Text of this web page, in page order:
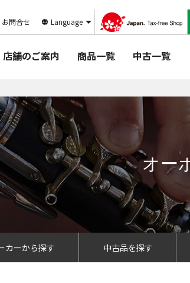
お問合せ Language
店舗のご案内 商品一覧 中古一覧
オー
カーから探す 中古品を探す